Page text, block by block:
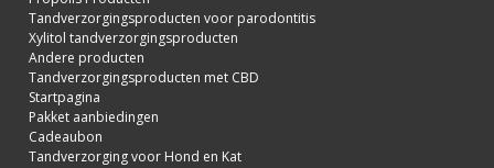
Tandverzorgingsproducten voor parodontitis
Xylitol tandverzorgingsproducten
Andere producten
Tandverzorgingsproducten met CBD
Startpagina
Pakket aanbiedingen
Cadeaubon
Tandverzorging voor Hond en Kat